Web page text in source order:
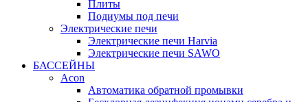
Плиты
Подиумы под печи
Электрические печи
Электрические печи Harvia
Электрические печи SAWO
БАССЕЙНЫ
Acon
Автоматика обратной промывки